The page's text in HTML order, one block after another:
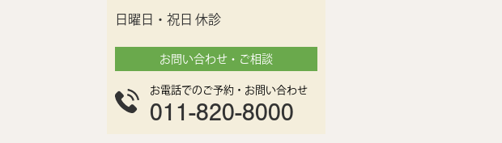
日曜日・祝日 休診
お問い合わせ・ご相談
お電話でのご予約・お問い合わせ
011-820-8000